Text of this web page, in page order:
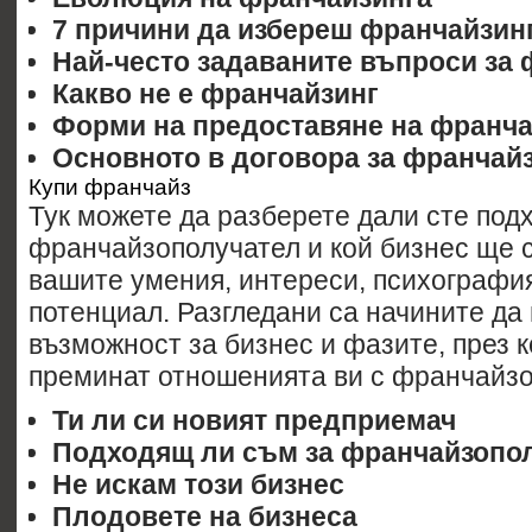
7 причини да избереш
Най-често задаваните въпроси за
Какво не е франчайзинг
Форми на предоставяне на
Основното в договора за
Купи франчайз
Тук можете да разберете дали сте
франчайзополучател и кой бизнес ще
вашите умения, интереси,
потенциал. Разгледани са начините
възможност за бизнес и фазите, през
преминат отношенията ви с
Ти ли си новият предприемач
Подходящ ли съм за
Не искам този бизнес
Плодовете на бизнеса